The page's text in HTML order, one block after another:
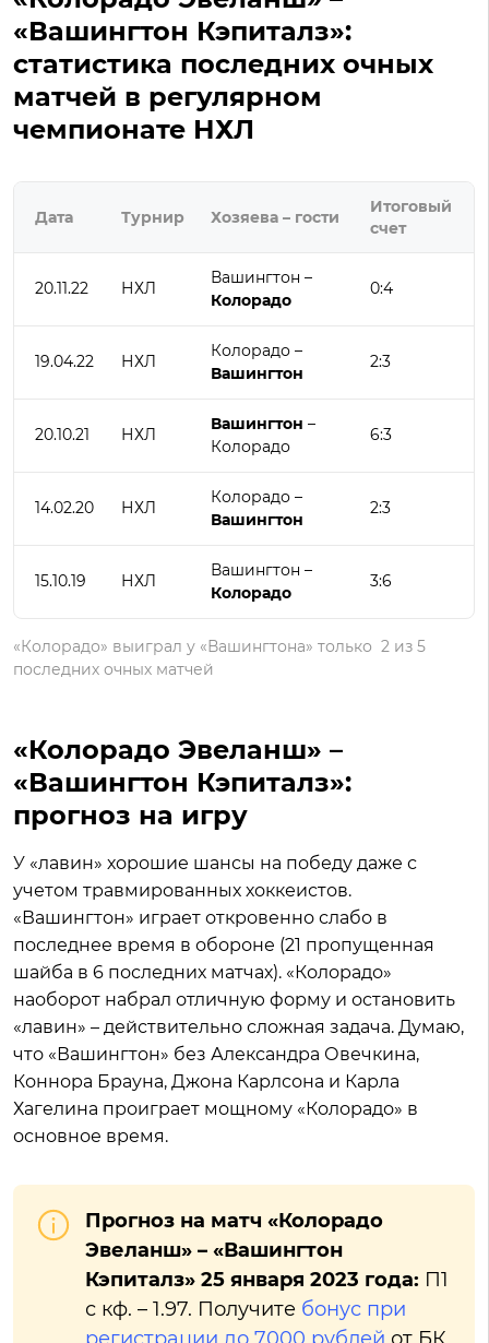
«Вашингтон Кэпиталз»:
статистика последних очных
матчей в регулярном
чемпионате НХЛ
Дата Турнир Хозяева – гости
Итоговый
счет
20.11.22 НХЛ
Вашингтон –
Колорадо
0:4
19.04.22 НХЛ
Колорадо –
Вашингтон
2:3
20.10.21 НХЛ
Вашингтон –
Колорадо
6:3
14.02.20 НХЛ
Колорадо –
Вашингтон
2:3
15.10.19 НХЛ
Вашингтон –
Колорадо
3:6
«Колорадо» выиграл у «Вашингтона» только 2 из 5
последних очных матчей
«Колорадо Эвеланш» –
«Вашингтон Кэпиталз»:
прогноз на игру
У «лавин» хорошие шансы на победу даже с
учетом травмированных хоккеистов.
«Вашингтон» играет откровенно слабо в
последнее время в обороне (21 пропущенная
шайба в 6 последних матчах). «Колорадо»
наоборот набрал отличную форму и остановить
«лавин» – действительно сложная задача. Думаю,
что «Вашингтон» без Александра Овечкина,
Коннора Брауна, Джона Карлсона и Карла
Хагелина проиграет мощному «Колорадо» в
основное время.
Прогноз на матч «Колорадо
Эвеланш» – «Вашингтон
Кэпиталз» 25 января 2023 года: П1
с кф. – 1.97. Получите бонус при